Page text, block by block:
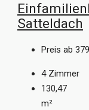
Satteldach
Preis ab
4 Zimmer
130,47
m²